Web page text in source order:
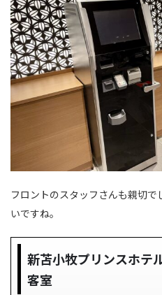
フロントのスタッフさんも親切
いですね。
新苫小牧プリンスホテ
客室